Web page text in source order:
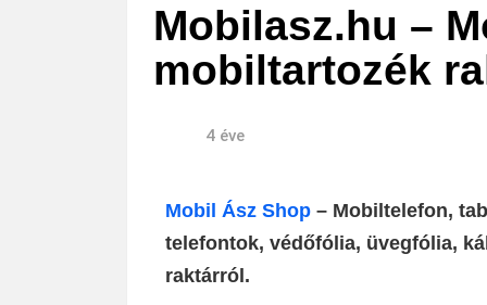
Mobilasz.hu –
mobiltartozék
4 éve
Mobil Ász Shop – Mobiltelefon,
telefontok, védőfólia, üvegfólia,
raktárról.